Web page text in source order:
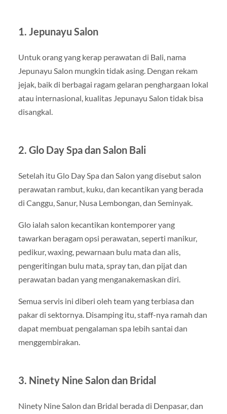
1. Jepunayu Salon
Untuk orang yang kerap perawatan di Bali, nama
Jepunayu Salon mungkin tidak asing. Dengan rekam
jejak, baik di berbagai ragam gelaran penghargaan lokal
atau internasional, kualitas Jepunayu Salon tidak bisa
disangkal.
2. Glo Day Spa dan Salon Bali
Setelah itu Glo Day Spa dan Salon yang disebut salon
perawatan rambut, kuku, dan kecantikan yang berada
di Canggu, Sanur, Nusa Lembongan, dan Seminyak.
Glo ialah salon kecantikan kontemporer yang
tawarkan beragam opsi perawatan, seperti manikur,
pedikur, waxing, pewarnaan bulu mata dan alis,
pengeritingan bulu mata, spray tan, dan pijat dan
perawatan badan yang menganakemaskan diri.
Semua servis ini diberi oleh team yang terbiasa dan
pakar di sektornya. Disamping itu, staff-nya ramah dan
dapat membuat pengalaman spa lebih santai dan
menggembirakan.
3. Ninety Nine Salon dan Bridal
Ninety Nine Salon dan Bridal berada di Denpasar, dan